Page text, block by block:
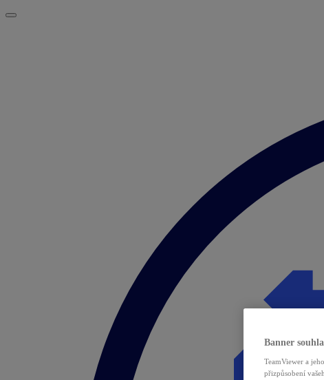
Banner
TeamViewer a
přizpůsobení